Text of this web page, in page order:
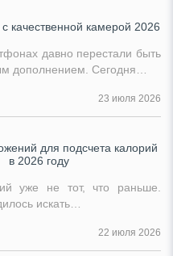
качественной камерой 2026
давно перестали быть
дополнением. Сегодня…
23 июля 2026
для подсчета калорий
в 2026 году
уже не тот, что раньше.
искать…
22 июля 2026